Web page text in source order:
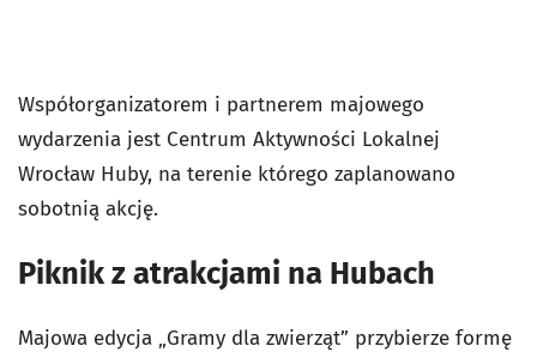
Współorganizatorem i partnerem majowego
wydarzenia jest Centrum Aktywności Lokalnej
Wrocław Huby, na terenie którego zaplanowano
sobotnią akcję.
Piknik z atrakcjami na Hubach
Majowa edycja „Gramy dla zwierząt” przybierze formę